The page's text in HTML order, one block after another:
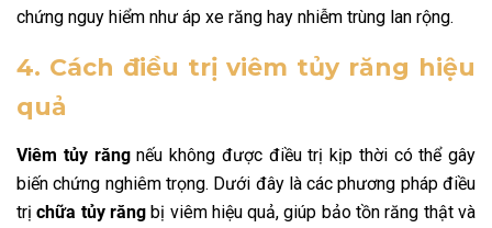
chứng nguy hiểm như áp xe răng hay nhiễm trùng lan rộng.
4. Cách điều trị viêm tủy răng hiệu
quả
Viêm tủy răngnếu không được điều trị kịp thời có thể gây
biến chứng nghiêm trọng. Dưới đây là các phương pháp điều
trịchữa tủy răngbị viêm hiệu quả, giúp bảo tồn răng thật và